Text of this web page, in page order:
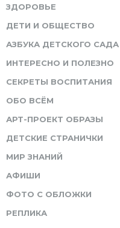
ЗДОРОВЬЕ
ДЕТИ И ОБЩЕСТВО
АЗБУКА ДЕТСКОГО САДА
ИНТЕРЕСНО И ПОЛЕЗНО
СЕКРЕТЫ ВОСПИТАНИЯ
ОБО ВСЁМ
АРТ-ПРОЕКТ ОБРАЗЫ
ДЕТСКИЕ СТРАНИЧКИ
МИР ЗНАНИЙ
АФИШИ
ФОТО С ОБЛОЖКИ
РЕПЛИКА